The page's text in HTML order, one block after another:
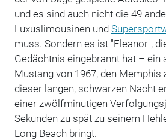
und es sind auch nicht die 49
Luxuslimousinen und
muss. Sondern es ist "Eleanor",
Gedächtnis eingebrannt hat – ein
Mustang von 1967, den Memphis
dieser langen, schwarzen Nacht
einer zwölfminutigen
Sekunden zu spät zu seinem
Long Beach bringt.